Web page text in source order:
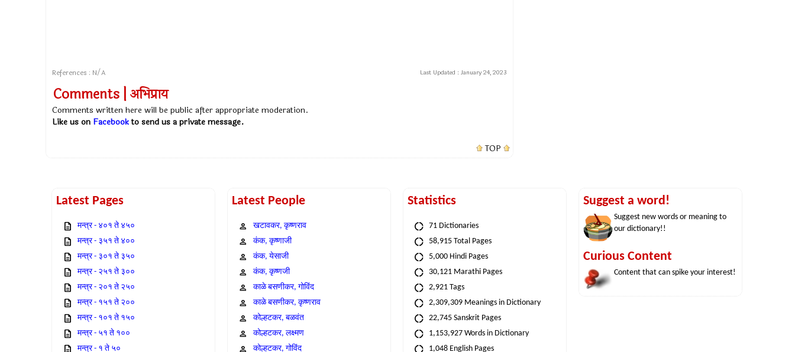
References : N/A Last Updated : January 24, 2023
Comments | अभिप्राय
Comments written here will be public after appropriate moderation.
Like us on Facebookto send us a private message.
TOP
Latest Pages
मन्त्र - ४०१ ते ४५०
मन्त्र - ३५१ ते ४००
मन्त्र - ३०१ ते ३५०
मन्त्र - २५१ ते ३००
मन्त्र - २०१ ते २५०
मन्त्र - १५१ ते २००
मन्त्र - १०१ ते १५०
मन्त्र - ५१ ते १००
मन्त्र - १ ते ५०
Latest People
खटावकर, कृष्णराव
कंक, कृष्णाजी
कंक, येसाजी
कंक, कृष्णजी
काळे बसणीकर, गोविंद
काळे बसणीकर, कृष्णराव
कोल्हटकर, बळवंत
कोल्हटकर, लक्ष्मण
कोल्हटकर, गोविंद
Statistics
71 Dictionaries
58,915 Total Pages
5,000 Hindi Pages
30,121 Marathi Pages
2,921 Tags
2,309,309 Meanings in Dictionary
22,745 Sanskrit Pages
1,153,927 Words in Dictionary
1,048 English Pages
Suggest a word!
Suggest new words or meaning to
our dictionary!!
Curious Content
Content that can spike your interest!